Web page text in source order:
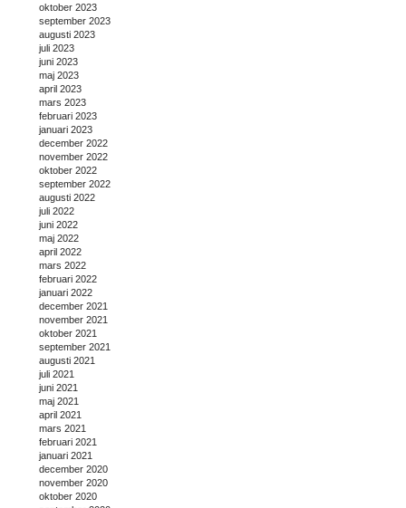
oktober 2023
september 2023
augusti 2023
juli 2023
juni 2023
maj 2023
april 2023
mars 2023
februari 2023
januari 2023
december 2022
november 2022
oktober 2022
september 2022
augusti 2022
juli 2022
juni 2022
maj 2022
april 2022
mars 2022
februari 2022
januari 2022
december 2021
november 2021
oktober 2021
september 2021
augusti 2021
juli 2021
juni 2021
maj 2021
april 2021
mars 2021
februari 2021
januari 2021
december 2020
november 2020
oktober 2020